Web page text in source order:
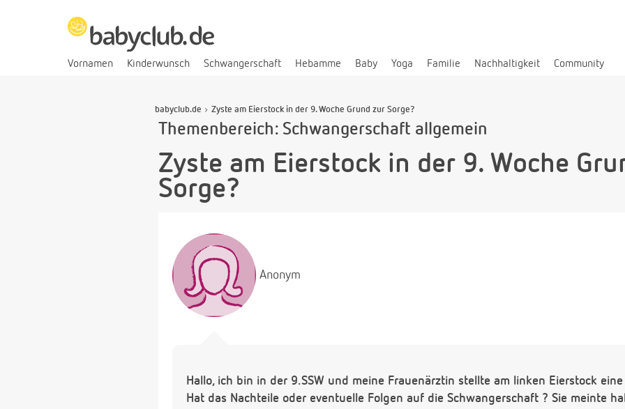
Vornamen Kinderwunsch Schwangerschaft Hebamme Baby Yoga Familie Nachhaltigkeit Community
babyclub.de Zyste am Eierstock in der 9. Woche Grund zur Sorge?
Themenbereich: Schwangerschaft allgemein
Zyste am Eierstock in der 9. Woche
Sorge?
Anonym
Hallo, ich bin in der 9.SSW und meine Frauenärztin stellte am linken Eierstock
Hat das Nachteile oder eventuelle Folgen auf die Schwangerschaft ? Sie meinte